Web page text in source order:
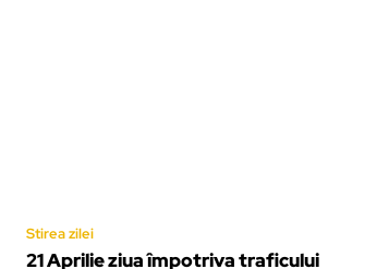
Stirea zilei
21 Aprilie ziua împotriva traficului